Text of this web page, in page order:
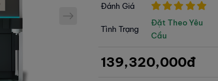
Đánh Giá
Tình Trạng
Đặt Theo Yêu
Cầu
139,320,000đ